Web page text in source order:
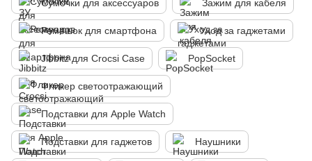
Сумочки для аксессуаров Зажим для кабеля
Ремешок для смартфона Уход за гаджетами
Jibbitz для Crocsі Case PopSocket
Фликер светоотражающий
Подставки для Apple Watch
Подставки для гаджетов Наушники